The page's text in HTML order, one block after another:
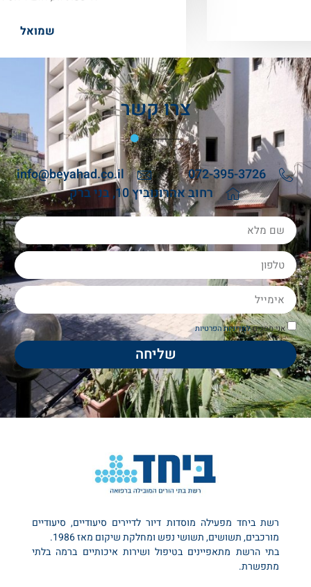
צרו קשר
072-395-3726
info@beyahad.co.il
רחוב אהרונוביץ 10, בני ברק
אני מסכיםלמדיניות הפרטיות
שליחה
רשת ביחד מפעילה מוסדות דיור לדיירים סיעודיים, סיעודיים
מורכבים, תשושים, תשושי נפש ומחלקת שיקום מאז 1986.
בתי הרשת מתאפיינים בטיפול ושירות איכותיים ברמה בלתי
מתפשרת.